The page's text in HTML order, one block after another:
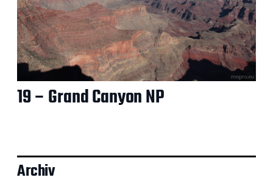
19 – Grand Canyon NP
Archiv